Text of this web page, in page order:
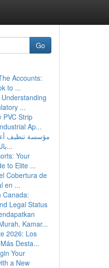
Go
Accounts:
to ...
...
PVC Strip
Ap...
مؤسسة تنظيف
بالرياض: الحل الأ...
Your
to Elite ...
Cobertura de
en ...
Canada:
Legal Status
Kamar...
2026: Los
Desta...
Your
a New